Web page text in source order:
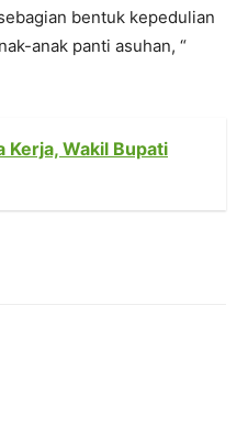
bentuk kepedulian
anak panti asuhan, “
Kerja, Wakil Bupati